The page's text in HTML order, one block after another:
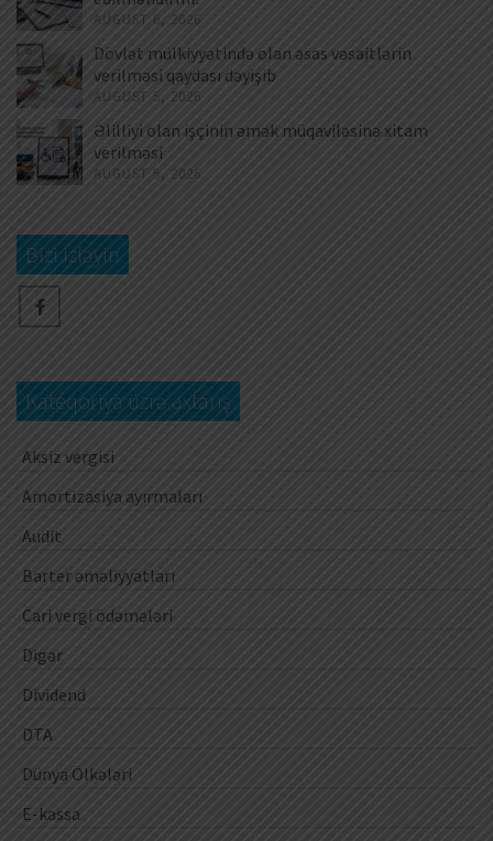
AUGUST 6, 2026
Dövlət mülkiyyətində olan əsas vəsaitlərin
verilməsi qaydası dəyişib
AUGUST 5, 2026
Əlilliyi olan işçinin əmək müqaviləsinə xitam
verilməsi
AUGUST 5, 2026
Bizi izləyin
Kateqoriya üzrə axtarış
Aksiz vergisi
Amortizasiya ayırmaları
Audit
Barter əməliyyatları
Cari vergi ödəmələri
Digər
Dividend
DTA
Dünya Ölkələri
E-kassa